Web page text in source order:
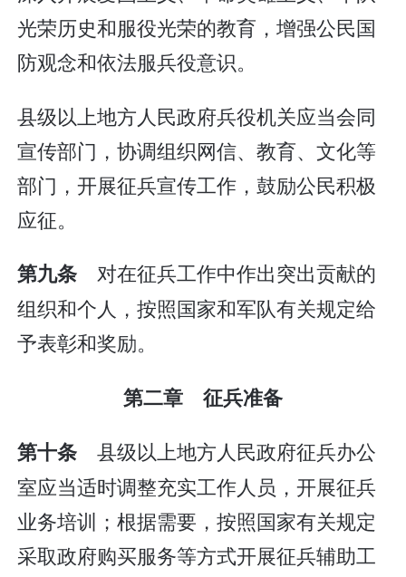
光荣历史和服役光荣的教育，增强公民国
防观念和依法服兵役意识。
县级以上地方人民政府兵役机关应当会同
宣传部门，协调组织网信、教育、文化等
部门，开展征兵宣传工作，鼓励公民积极
应征。
第九条 对在征兵工作中作出突出贡献的
组织和个人，按照国家和军队有关规定给
予表彰和奖励。
第二章 征兵准备
第十条 县级以上地方人民政府征兵办公
室应当适时调整充实工作人员，开展征兵
业务培训；根据需要，按照国家有关规定
采取政府购买服务等方式开展征兵辅助工